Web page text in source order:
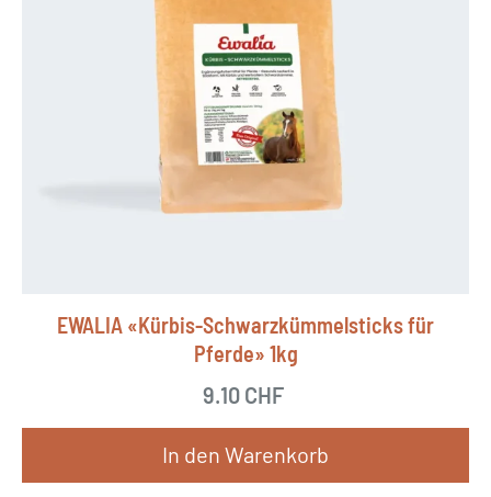
EWALIA «Kürbis-Schwarzkümmelsticks für
Pferde» 1kg
9.10 CHF
In den Warenkorb